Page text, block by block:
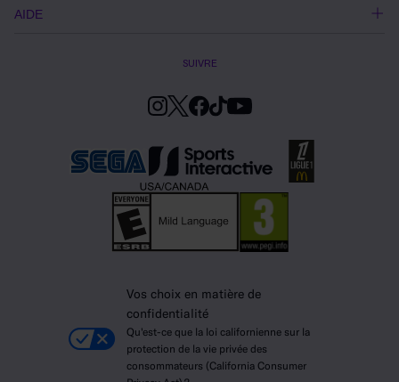
AIDE
SUIVRE
Vos choix en matière de
confidentialité
Qu'est-ce que la loi californienne sur la
protection de la vie privée des
consommateurs (California Consumer